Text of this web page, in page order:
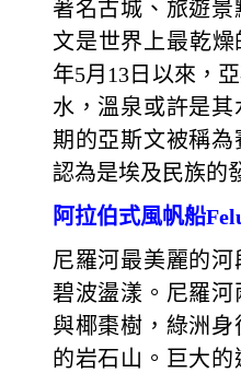
著名古城、旅遊
文是世界上最乾燥
年5月13日以來，
水，溫泉或許是
期的亞斯文被稱
認為是埃及民族的
阿拉伯式風帆船
尼羅河最美麗的河
碧波盪漾。尼羅河
與椰棗樹，綠洲
的岩石山。巨大